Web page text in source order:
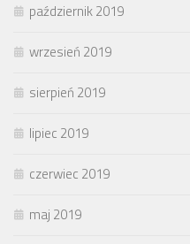
październik 2019
wrzesień 2019
sierpień 2019
lipiec 2019
czerwiec 2019
maj 2019